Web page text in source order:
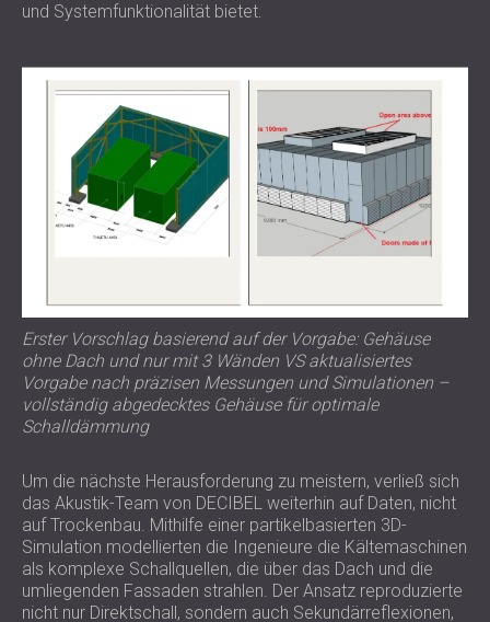
und Systemfunktionalität bietet.
Erster Vorschlag basierend auf der Vorgabe: Gehäuse
ohne Dach und nur mit 3 Wänden VS aktualisiertes
Vorgabe nach präzisen Messungen und Simulationen –
vollständig abgedecktes Gehäuse für optimale
Schalldämmung
Um die nächste Herausforderung zu meistern, verließ sich
das Akustik-Team von DECIBEL weiterhin auf Daten, nicht
auf Trockenbau. Mithilfe einer partikelbasierten 3D-
Simulation modellierten die Ingenieure die Kältemaschinen
als komplexe Schallquellen, die über das Dach und die
umliegenden Fassaden strahlen. Der Ansatz reproduzierte
nicht nur Direktschall, sondern auch Sekundärreflexionen,